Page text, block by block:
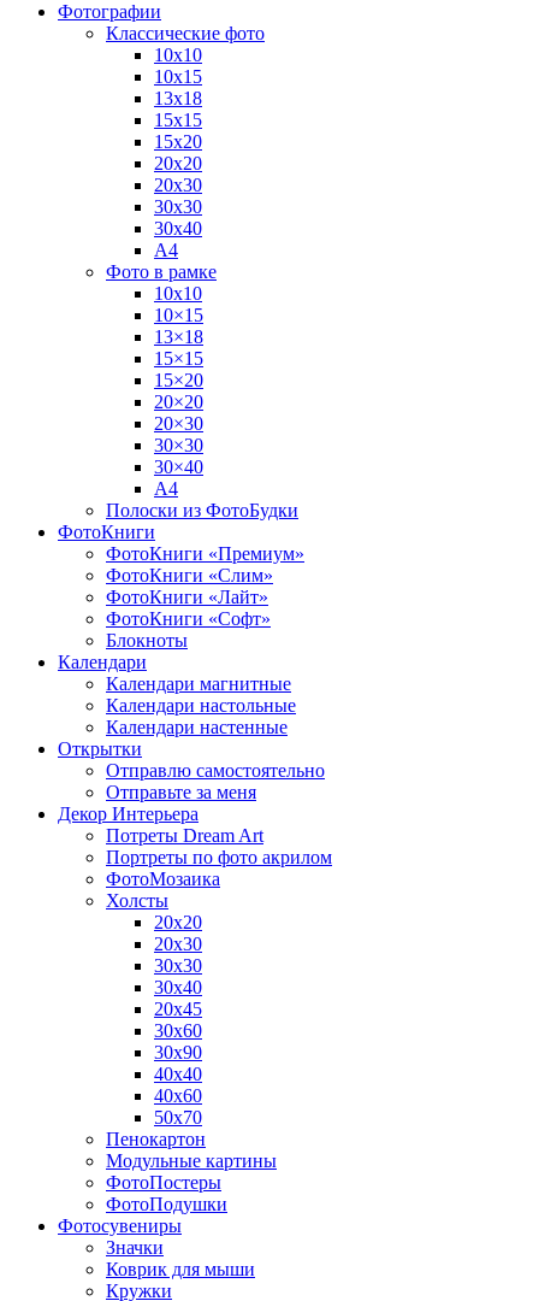
Фотографии
Классические фото
10х10
10х15
13х18
15х15
15х20
20х20
20х30
30х30
30х40
А4
Фото в рамке
10х10
10×15
13×18
15×15
15×20
20×20
20×30
30×30
30×40
A4
Полоски из ФотоБудки
ФотоКниги
ФотоКниги «Премиум»
ФотоКниги «Слим»
ФотоКниги «Лайт»
ФотоКниги «Софт»
Блокноты
Календари
Календари магнитные
Календари настольные
Календари настенные
Открытки
Отправлю самостоятельно
Отправьте за меня
Декор Интерьера
Потреты Dream Art
Портреты по фото акрилом
ФотоМозаика
Холсты
20х20
20х30
30х30
30х40
20х45
30х60
30х90
40х40
40х60
50х70
Пенокартон
Модульные картины
ФотоПостеры
ФотоПодушки
Фотоcувениры
Значки
Коврик для мыши
Кружки